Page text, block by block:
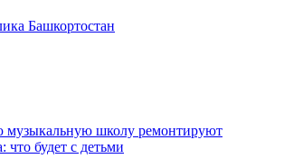
Башкортостан
музыкальную школу ремонтируют
что будет с детьми